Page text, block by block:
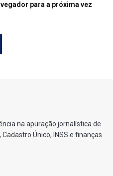
para a próxima vez
na apuração jornalística de
Único, INSS e finanças